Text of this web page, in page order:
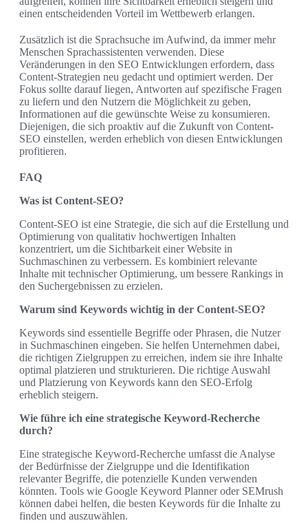
einen entscheidenden Vorteil im Wettbewerb erlangen.
Zusätzlich ist die Sprachsuche im Aufwind, da immer mehr
Menschen Sprachassistenten verwenden. Diese
Veränderungen in den SEO Entwicklungen erfordern, dass
Content-Strategien neu gedacht und optimiert werden. Der
Fokus sollte darauf liegen, Antworten auf spezifische Fragen
zu liefern und den Nutzern die Möglichkeit zu geben,
Informationen auf die gewünschte Weise zu konsumieren.
Diejenigen, die sich proaktiv auf die Zukunft von Content-
SEO einstellen, werden erheblich von diesen Entwicklungen
profitieren.
FAQ
Was ist Content-SEO?
Content-SEO ist eine Strategie, die sich auf die Erstellung und
Optimierung von qualitativ hochwertigen Inhalten
konzentriert, um die Sichtbarkeit einer Website in
Suchmaschinen zu verbessern. Es kombiniert relevante
Inhalte mit technischer Optimierung, um bessere Rankings in
den Suchergebnissen zu erzielen.
Warum sind Keywords wichtig in der Content-SEO?
Keywords sind essentielle Begriffe oder Phrasen, die Nutzer
in Suchmaschinen eingeben. Sie helfen Unternehmen dabei,
die richtigen Zielgruppen zu erreichen, indem sie ihre Inhalte
optimal platzieren und strukturieren. Die richtige Auswahl
und Platzierung von Keywords kann den SEO-Erfolg
erheblich steigern.
Wie führe ich eine strategische Keyword-Recherche
durch?
Eine strategische Keyword-Recherche umfasst die Analyse
der Bedürfnisse der Zielgruppe und die Identifikation
relevanter Begriffe, die potenzielle Kunden verwenden
könnten. Tools wie Google Keyword Planner oder SEMrush
können dabei helfen, die besten Keywords für die Inhalte zu
finden und auszuwählen.